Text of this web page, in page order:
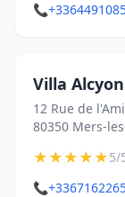
📞
Villa Alcyon
12 Rue de
80350 Mers-
★★★★★5/
📞